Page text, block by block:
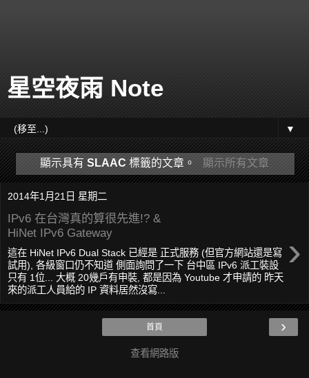
星空夜雨 Note
▼
顯示具有SLAAC 標籤的文章。 顯示所有文章
2014年1月21日 星期二
IPv6 在台灣真的算很先進!? &
HiNet IPv6 Gateway
›
這在 HiNet IPv6 Dual Stack 已經是 正式服務 (但官方網站還是寫
試用), 各級窗口仍不知道 側面詢問了一下 台中區 IPv6 派工裝設
只有 1位... 大概 20幾戶有申裝, 都是因為 Youtube 才申請的 昨天
來的派工人員給的 IP 資料居然沒寫...
›
首頁
查看網路版